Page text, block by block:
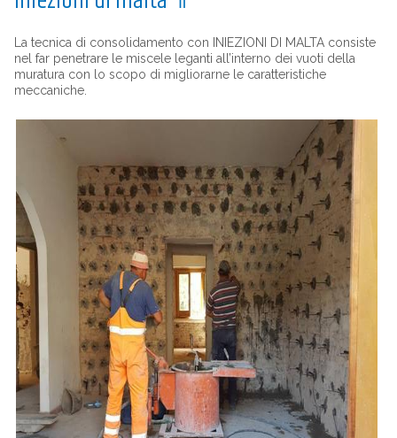
La tecnica di consolidamento con INIEZIONI DI MALTA consiste
nel far penetrare le miscele leganti all’interno dei vuoti della
muratura con lo scopo di migliorarne le caratteristiche
meccaniche.